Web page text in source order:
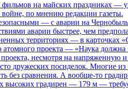
на майских праздниках —
по мнению редакции газеты.
— с аварии на
аварии быстрее, чем
территориях — в карточках
атомного проекта — «Наука должна
несмотря на напряженную
дружеских посиделок. Многие
без сравнения. А вообще-то
градирен — 179 м —